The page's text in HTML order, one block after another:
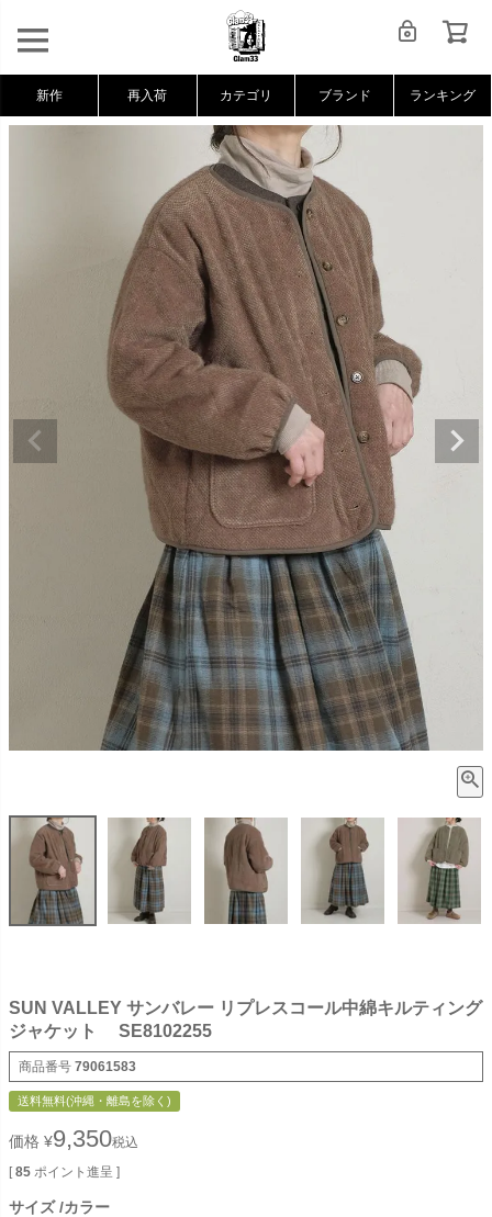
新作 再入荷 カテゴリ ブランド ランキング
SUN VALLEY サンバレー リプレスコール中綿キルティング
ジャケット SE8102255
商品番号 79061583
送料無料(沖縄・離島を除く)
価格 ¥9,350税込
[ 85 ポイント進呈 ]
サイズ カラー